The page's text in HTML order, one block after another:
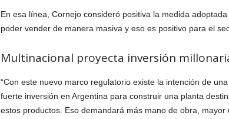
En esa línea, Cornejo consideró positiva la medida
poder vender de manera masiva y eso es positivo para el
Multinacional proyecta inversión
“Con este nuevo marco regulatorio existe la intención de
fuerte inversión en Argentina para construir una planta
estos productos. Eso demandará más mano de obra,